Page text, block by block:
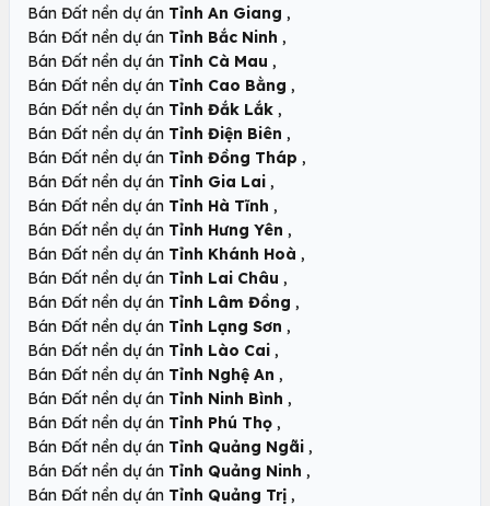
Bán Đất nền dự án Tỉnh An Giang ,
Bán Đất nền dự án Tỉnh Bắc Ninh ,
Bán Đất nền dự án Tỉnh Cà Mau ,
Bán Đất nền dự án Tỉnh Cao Bằng ,
Bán Đất nền dự án Tỉnh Đắk Lắk ,
Bán Đất nền dự án Tỉnh Điện Biên ,
Bán Đất nền dự án Tỉnh Đồng Tháp ,
Bán Đất nền dự án Tỉnh Gia Lai ,
Bán Đất nền dự án Tỉnh Hà Tĩnh ,
Bán Đất nền dự án Tỉnh Hưng Yên ,
Bán Đất nền dự án Tỉnh Khánh Hoà ,
Bán Đất nền dự án Tỉnh Lai Châu ,
Bán Đất nền dự án Tỉnh Lâm Đồng ,
Bán Đất nền dự án Tỉnh Lạng Sơn ,
Bán Đất nền dự án Tỉnh Lào Cai ,
Bán Đất nền dự án Tỉnh Nghệ An ,
Bán Đất nền dự án Tỉnh Ninh Bình ,
Bán Đất nền dự án Tỉnh Phú Thọ ,
Bán Đất nền dự án Tỉnh Quảng Ngãi ,
Bán Đất nền dự án Tỉnh Quảng Ninh ,
Bán Đất nền dự án Tỉnh Quảng Trị ,